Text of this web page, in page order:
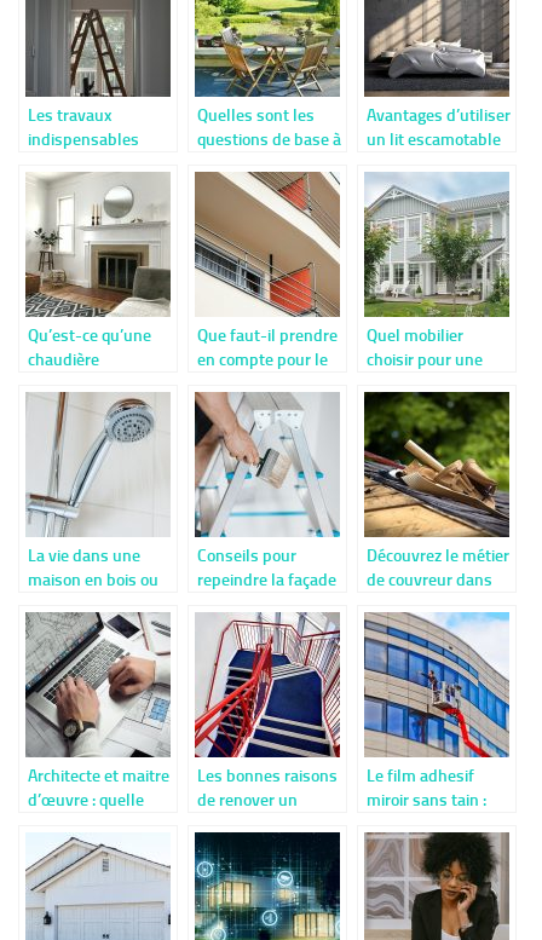
maison
Les travaux
indispensables
d’une maison
Quelles sont les
questions de base à
construction d’une
terrasse?
Avantages d’utiliser
un lit escamotable
Qu’est-ce qu’une
chaudière
L’intérêt de la
soupape de
sécurité
Que faut-il prendre
en compte pour le
corps ?
Quel mobilier
choisir pour une
La vie dans une
maison en bois ou
chauffage eau et air
Conseils pour
repeindre la façade
Découvrez le métier
de couvreur dans
détails
Architecte et maitre
d’œuvre : quelle
deux professions ?
Les bonnes raisons
de renover un
Le film adhesif
miroir sans tain :
?